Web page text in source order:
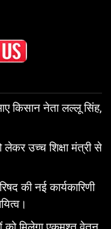
किसान नेता लल्लू सिंह,
लेकर उच्च शिक्षा मंत्री से
की नई कार्यकारिणी